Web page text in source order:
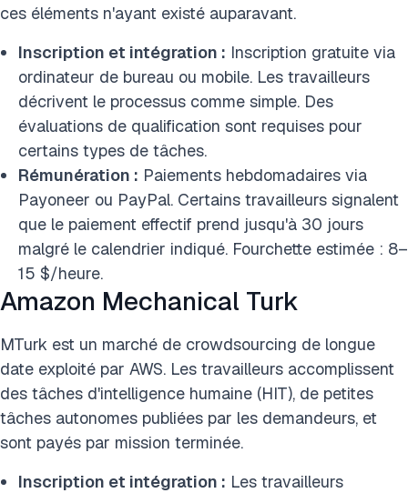
ces éléments n'ayant existé auparavant.
Inscription et intégration : Inscription gratuite via
ordinateur de bureau ou mobile. Les travailleurs
décrivent le processus comme simple. Des
évaluations de qualification sont requises pour
certains types de tâches.
Rémunération : Paiements hebdomadaires via
Payoneer ou PayPal. Certains travailleurs signalent
que le paiement effectif prend jusqu'à 30 jours
malgré le calendrier indiqué. Fourchette estimée : 8–
15 $/heure.
Amazon Mechanical Turk
MTurk est un marché de crowdsourcing de longue
date exploité par AWS. Les travailleurs accomplissent
des tâches d'intelligence humaine (HIT), de petites
tâches autonomes publiées par les demandeurs, et
sont payés par mission terminée.
Inscription et intégration : Les travailleurs